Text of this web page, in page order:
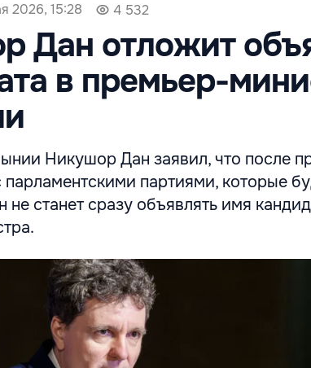
2026, 15:28 4 532
Дан отложит
в премьер-
Никушор Дан заявил, что после
парламентскими партиями, которые
не станет сразу объявлять имя